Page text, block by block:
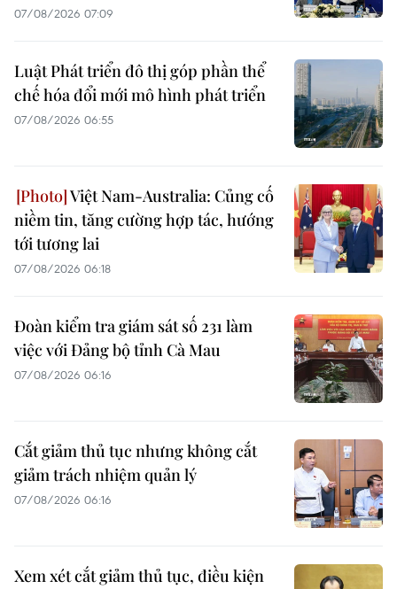
07/08/2026 07:09
Luật Phát triển đô thị góp phần thể
chế hóa đổi mới mô hình phát triển
07/08/2026 06:55
Việt Nam-Australia: Củng cố
niềm tin, tăng cường hợp tác, hướng
tới tương lai
07/08/2026 06:18
Đoàn kiểm tra giám sát số 231 làm
việc với Đảng bộ tỉnh Cà Mau
07/08/2026 06:16
Cắt giảm thủ tục nhưng không cắt
giảm trách nhiệm quản lý
07/08/2026 06:16
Xem xét cắt giảm thủ tục, điều kiện